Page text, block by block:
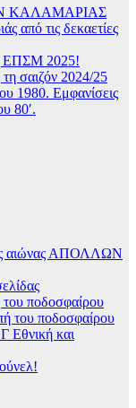
ΚΑΛΑΜΑΡΙΑΣ
από τις δεκαετίες
ΕΠΣΜ 2025!
σαιζόν 2024/25
1980. Εμφανίσεις
80′.
αιώνας ΑΠΟΛΛΩΝ
ποδοσφαίρου
του ποδοσφαίρου
Εθνική και